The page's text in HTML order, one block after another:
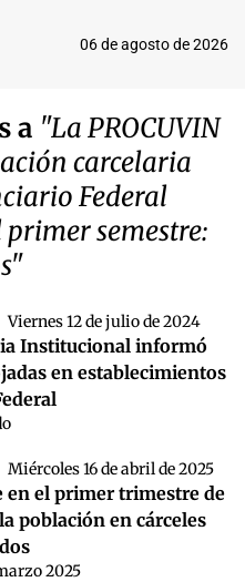
06 de agosto de 2026
a "La PROCUVIN
carcelaria
Federal
semestre:
Viernes 12 de julio de 2024
Institucional informó
en establecimientos
Miércoles 16 de abril de 2025
en el primer trimestre de
población en cárceles
2025